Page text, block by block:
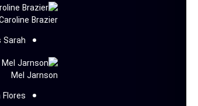
Brazier
Sarah
Mel Jarnson